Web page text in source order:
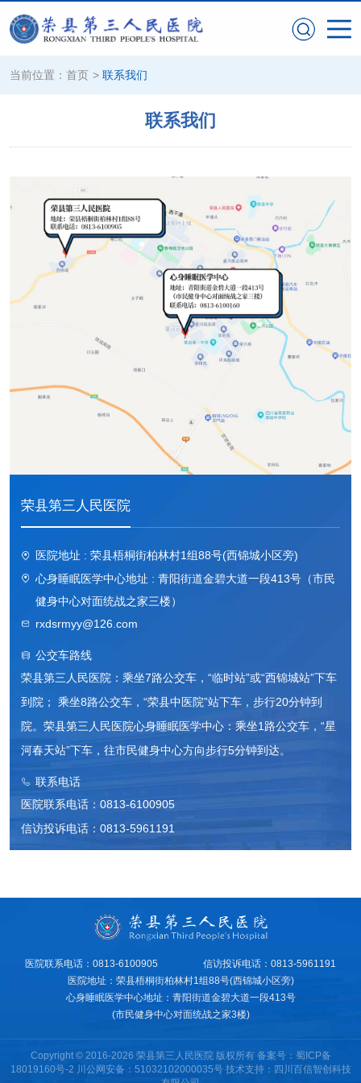
当前位置： 首页 > 联系我们
联系我们
荣县第三人民医院
医院地址 : 荣县梧桐街柏林村1组88号(西锦城小区旁)
心身睡眠医学中心地址 : 青阳街道金碧大道一段413号（市民
健身中心对面统战之家三楼）
rxdsrmyy@126.com
公交车路线
荣县第三人民医院：乘坐7路公交车，“临时站”或“西锦城站”下车
到院； 乘坐8路公交车，“荣县中医院”站下车，步行20分钟到
院。荣县第三人民医院心身睡眠医学中心：乘坐1路公交车，“星
河春天站”下车，往市民健身中心方向步行5分钟到达。
联系电话
医院联系电话：0813-6100905
信访投诉电话：0813-5961191
医院联系电话：0813-6100905
信访投诉电话：0813-5961191
医院地址：荣县梧桐街柏林村1组88号(西锦城小区旁)
心身睡眠医学中心地址：青阳街道金碧大道一段413号
(市民健身中心对面统战之家3楼)
Copyright © 2016-2026 荣县第三人民医院 版权所有 备案号： 蜀ICP备
18019160号-2 川公网安备：51032102000035号技术支持： 四川百信智创科技